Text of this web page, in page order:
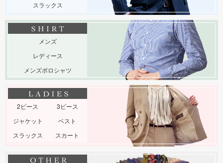
スラックス
メンズ
レディース
メンズポロシャツ
2ピース
3ピース
ジャケット
ベスト
スラックス
スカート